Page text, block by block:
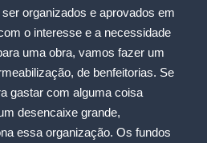
organizados e aprovados em
o interesse e a necessidade
uma obra, vamos fazer um
de benfeitorias. Se
gastar com alguma coisa
desencaixe grande,
essa organização. Os fundos